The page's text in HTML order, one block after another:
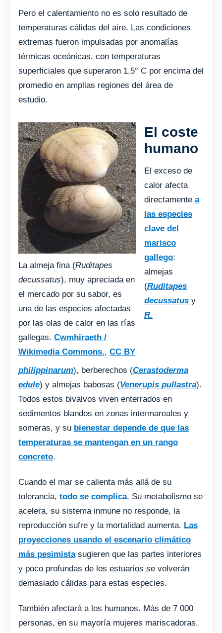
Pero el calentamiento no es solo resultado de
temperaturas cálidas del aire. Las condiciones
extremas fueron impulsadas por anomalías
térmicas oceánicas, con temperaturas
superficiales que superaron 1,5° C por encima del
promedio en amplias regiones del área de
estudio.
La almeja fina (Ruditapes
decussatus), muy apreciada en
el mercado por su sabor, es
una de las especies afectadas
por las olas de calor en las rías
gallegas. Cwmhiraeth /
Wikimedia Commons., CC BY
El coste
humano
El exceso de
calor afecta
directamente a
las especies
clave del
marisco
gallego:
almejas
(Ruditapes
decussatus y
R.
philippinarum), berberechos (Cerastoderma
edule) y almejas babosas (Venerupis pullastra).
Todos estos bivalvos viven enterrados en
sedimentos blandos en zonas intermareales y
someras, y su bienestar depende de que las
temperaturas se mantengan en un rango
concreto.
Cuando el mar se calienta más allá de su
tolerancia, todo se complica. Su metabolismo se
acelera, su sistema inmune no responde, la
reproducción sufre y la mortalidad aumenta. Las
proyecciones usando el escenario climático
más pesimistasugieren que las partes interiores
y poco profundas de los estuarios se volverán
demasiado cálidas para estas especies.
También afectará a los humanos. Más de 7 000
personas, en su mayoría mujeres mariscadoras,